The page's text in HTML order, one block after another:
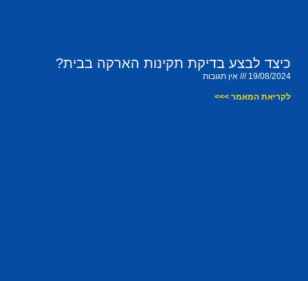
כיצד לבצע בדיקת תקינות הארקה בבית?
19/08/2024 אין תגובות
לקריאת המאמר >>>